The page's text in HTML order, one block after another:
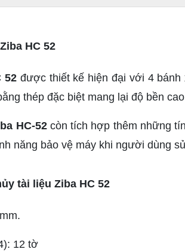
HC 52
52được thiết kế hiện đại với 4 bánh
thép đặc biệt mang lại độ bền
HC-52còn tích hợp thêm những
năng bảo vệ máy khi người dùng
tài liệu Ziba HC 52
12 tờ